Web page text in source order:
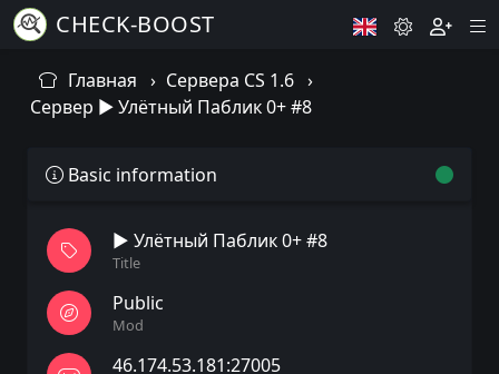
CHECK-BOOST
Главная
Сервера CS 1.6
Сервер ► Улётный Паблик 0+ #8
Basic information
► Улётный Паблик 0+ #8
Title
Public
Mod
46.174.53.181:27005